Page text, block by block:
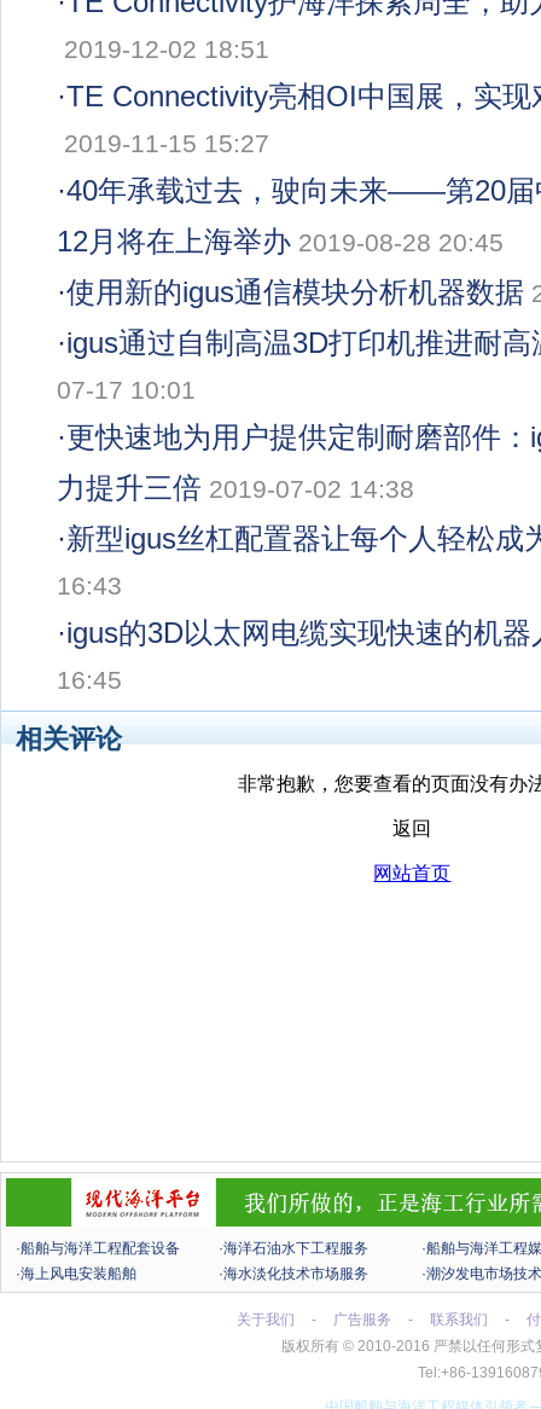
2019-12-02 18:51
·TE Connectivity亮相OI中国展，实
2019-11-15 15:27
·40年承载过去，驶向未来——第20届
12月将在上海举办 2019-08-28 20:45
·使用新的igus通信模块分析机器数据
·igus通过自制高温3D打印机推进耐
07-17 10:01
·更快速地为用户提供定制耐磨部件
力提升三倍 2019-07-02 14:38
·新型igus丝杠配置器让每个人轻松成
16:43
·igus的3D以太网电缆实现快速的机器
16:45
相关评论
·船舶与海洋工程配套设备 ·海洋石油水下工程服务
·船舶与海洋工程
·海上风电安装船舶
·海水淡化技术市场服务 ·潮汐发电市场技
关于我们 - 广告服务 - 联系我们 -
版权所有 © 2010-2016 严禁以任何形
Tel:+86-